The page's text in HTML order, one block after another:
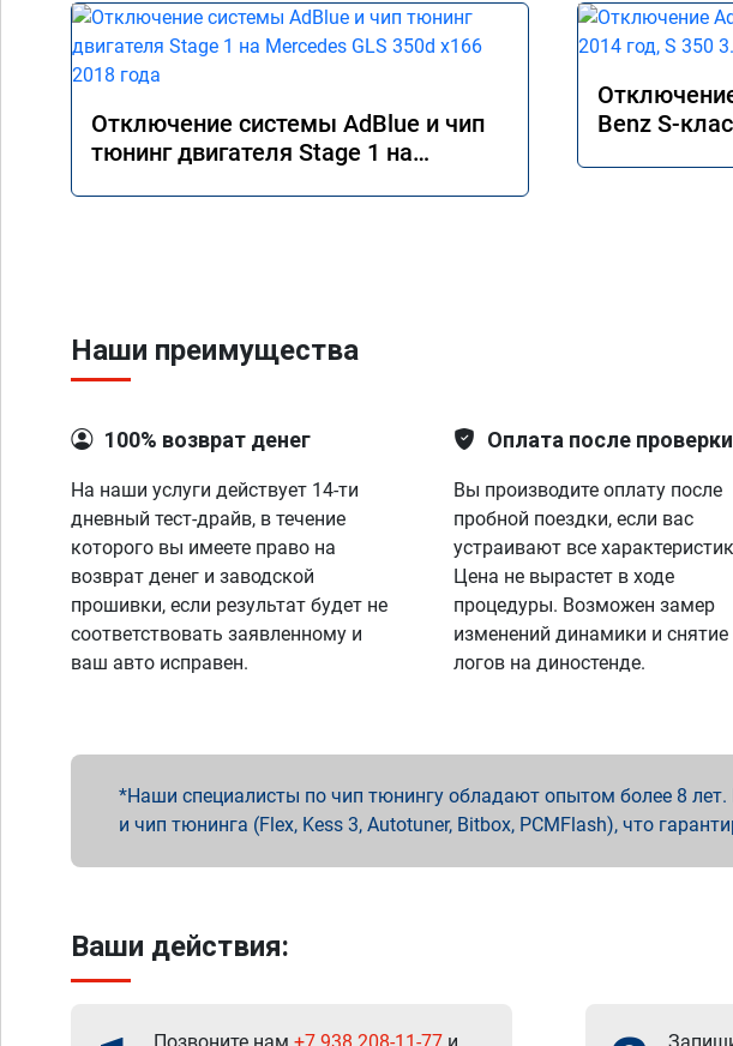
Отключение системы AdBlue и чип
тюнинг двигателя Stage 1 на
Benz S-
Наши преимущества
100% возврат денег
На наши услуги действует 14-ти
дневный тест-драйв, в течение
которого вы имеете право на
возврат денег и заводской
прошивки, если результат будет не
соответствовать заявленному и
ваш авто исправен.
Оплата после проверки
Вы производите оплату после
пробной поездки, если вас
устраивают все
Цена не вырастет в ходе
процедуры. Возможен замер
изменений динамики и снятие
логов на диностенде.
Наши специалисты по чип тюнингу обладают опытом более 8
и чип тюнинга (Flex, Kess 3, Autotuner, Bitbox, PCMFlash), что
Ваши действия: